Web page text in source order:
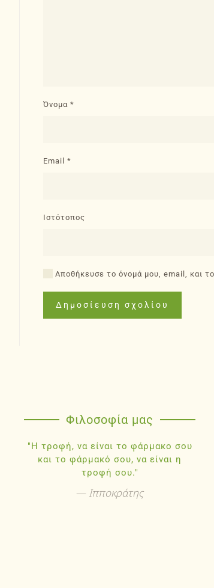
Όνομα *
Email *
Ιστότοπος
Αποθήκευσε το όνομά μου, email, και
Δημοσίευση σχολίου
Φιλοσοφία μας
"Η τροφή, να είναι το φάρμακο σου
και το φάρμακό σου, να είναι η
τροφή σου."
Ιπποκράτης